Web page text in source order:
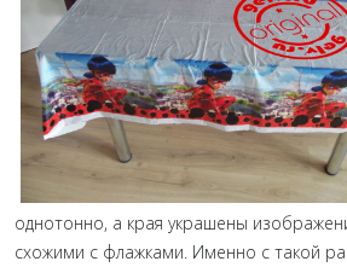
однотонно, а края украшены
схожими с флажками. Именно с такой